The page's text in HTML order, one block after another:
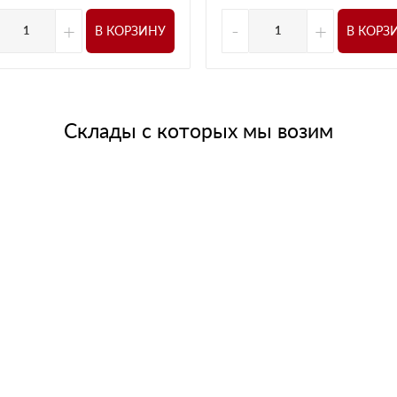
+ В КОРЗИНУ - + В
Склады с которых мы возим